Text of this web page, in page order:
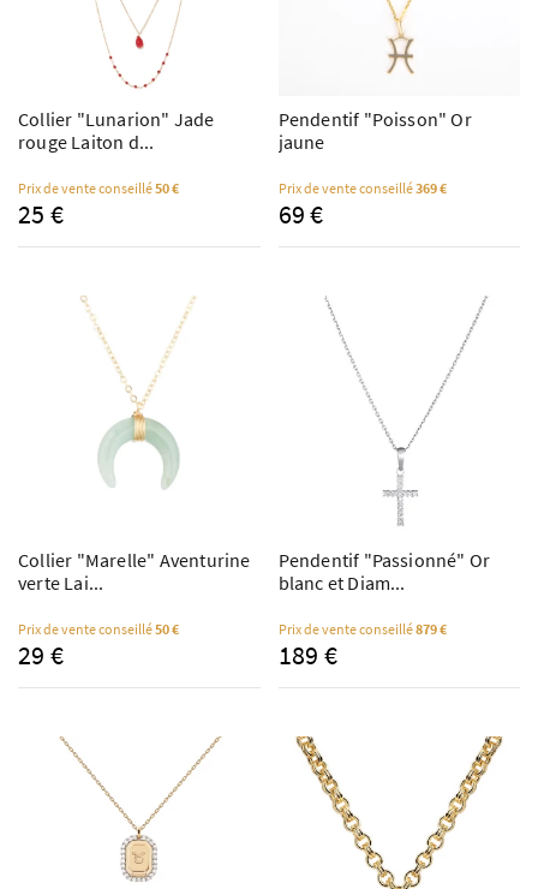
Collier "Lunarion" Jade
rouge Laiton d...
Prix de vente conseillé50 €
25 €
Pendentif "Poisson" Or
jaune
Prix de vente conseillé369 €
69 €
Collier "Marelle" Aventurine
verte Lai...
Prix de vente conseillé50 €
29 €
Pendentif "Passionné" Or
blanc et Diam...
Prix de vente conseillé879 €
189 €